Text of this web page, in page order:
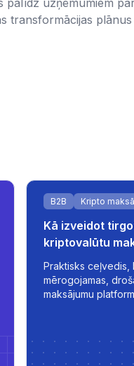
palīdz uzņēmumiem
transformācijas
B2B Kripto
Kā izveidot
kriptovalūtu
platformas
Praktisks ceļvedis,
mērogojamas,
maksājumu